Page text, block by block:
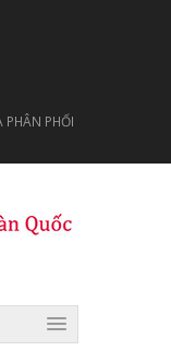
PHỐI